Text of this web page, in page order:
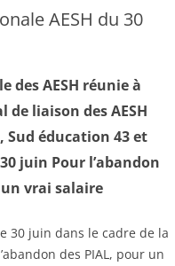
AESH du 30
des AESH réunie à
liaison des AESH
Sud éducation 43 et
juin Pour l’abandon
vrai salaire
30 juin dans le cadre de la
des PIAL, pour un